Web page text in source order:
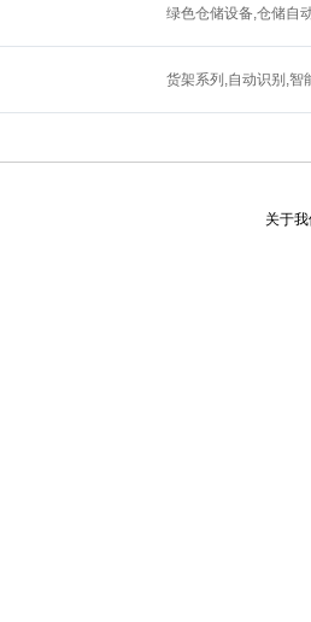
绿色仓储设备,仓储自
货架系列,自动识别,智
关于